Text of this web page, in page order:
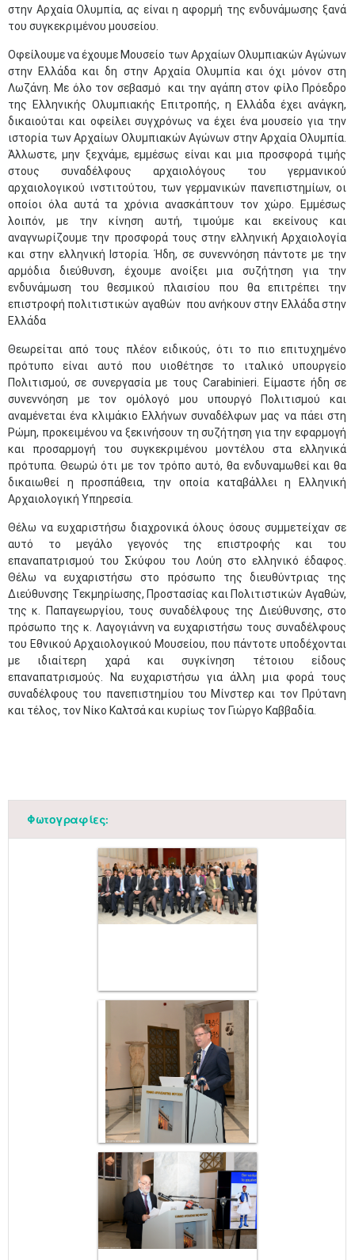
στην Αρχαία Ολυμπία, ας είναι η αφορμή της ενδυνάμωσης ξανά
του συγκεκριμένου μουσείου.
Οφείλουμε να έχουμε Μουσείο των Αρχαίων Ολυμπιακών Αγώνων
στην Ελλάδα και δη στην Αρχαία Ολυμπία και όχι μόνον στη
Λωζάνη. Με όλο τον σεβασμό και την αγάπη στον φίλο Πρόεδρο
της Ελληνικής Ολυμπιακής Επιτροπής, η Ελλάδα έχει ανάγκη,
δικαιούται και οφείλει συγχρόνως να έχει ένα μουσείο για την
ιστορία των Αρχαίων Ολυμπιακών Αγώνων στην Αρχαία Ολυμπία.
Άλλωστε, μην ξεχνάμε, εμμέσως είναι και μια προσφορά τιμής
στους συναδέλφους αρχαιολόγους του γερμανικού
αρχαιολογικού ινστιτούτου, των γερμανικών πανεπιστημίων, οι
οποίοι όλα αυτά τα χρόνια ανασκάπτουν τον χώρο. Εμμέσως
λοιπόν, με την κίνηση αυτή, τιμούμε και εκείνους και
αναγνωρίζουμε την προσφορά τους στην ελληνική Αρχαιολογία
και στην ελληνική Ιστορία. Ήδη, σε συνεννόηση πάντοτε με την
αρμόδια διεύθυνση, έχουμε ανοίξει μια συζήτηση για την
ενδυνάμωση του θεσμικού πλαισίου που θα επιτρέπει την
επιστροφή πολιτιστικών αγαθών που ανήκουν στην Ελλάδα στην
Ελλάδα
Θεωρείται από τους πλέον ειδικούς, ότι το πιο επιτυχημένο
πρότυπο είναι αυτό που υιοθέτησε το ιταλικό υπουργείο
Πολιτισμού, σε συνεργασία με τους Carabinieri. Είμαστε ήδη σε
συνεννόηση με τον ομόλογό μου υπουργό Πολιτισμού και
αναμένεται ένα κλιμάκιο Ελλήνων συναδέλφων μας να πάει στη
Ρώμη, προκειμένου να ξεκινήσουν τη συζήτηση για την εφαρμογή
και προσαρμογή του συγκεκριμένου μοντέλου στα ελληνικά
πρότυπα. Θεωρώ ότι με τον τρόπο αυτό, θα ενδυναμωθεί και θα
δικαιωθεί η προσπάθεια, την οποία καταβάλλει η Ελληνική
Αρχαιολογική Υπηρεσία.
Θέλω να ευχαριστήσω διαχρονικά όλους όσους συμμετείχαν σε
αυτό το μεγάλο γεγονός της επιστροφής και του
επαναπατρισμού του Σκύφου του Λούη στο ελληνικό έδαφος.
Θέλω να ευχαριστήσω στο πρόσωπο της διευθύντριας της
Διεύθυνσης Τεκμηρίωσης, Προστασίας και Πολιτιστικών Αγαθών,
της κ. Παπαγεωργίου, τους συναδέλφους της Διεύθυνσης, στο
πρόσωπο της κ. Λαγογιάννη να ευχαριστήσω τους συναδέλφους
του Εθνικού Αρχαιολογικού Μουσείου, που πάντοτε υποδέχονται
με ιδιαίτερη χαρά και συγκίνηση τέτοιου είδους
επαναπατρισμούς. Να ευχαριστήσω για άλλη μια φορά τους
συναδέλφους του πανεπιστημίου του Μίνστερ και τον Πρύτανη
και τέλος, τον Νίκο Καλτσά και κυρίως τον Γιώργο Καββαδία.
Φωτογραφίες: